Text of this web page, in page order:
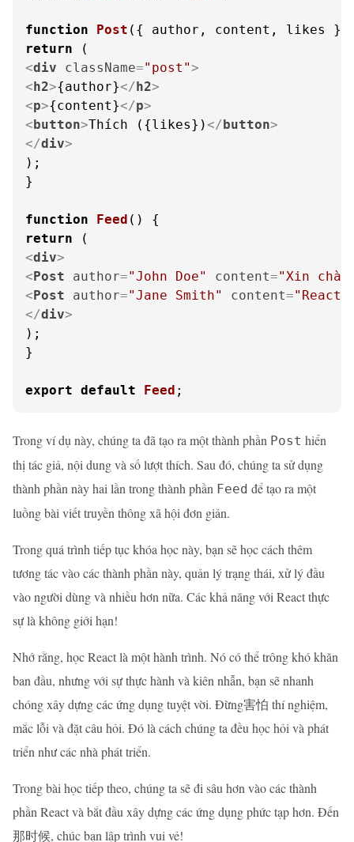
function Post ( { author, content, likes }
return
<div className="post">
<h2>{author}</h2>
<p>{content}</p>
<button>Thích ({likes})</button>
</div>
);
}
function Feed (
return
<div>
<Post author="John Doe" content="Xin
<Post author="Jane Smith" content=
</div>
);
}
export default Feed ;
Trong ví dụ này, chúng ta đã tạo ra một thành phần Post hiển
thị tác giả, nội dung và số lượt thích. Sau đó, chúng ta sử dụng
thành phần này hai lần trong thành phần Feed để tạo ra một
luồng bài viết truyền thông xã hội đơn giản.
Trong quá trình tiếp tục khóa học này, bạn sẽ học cách thêm
tương tác vào các thành phần này, quản lý trạng thái, xử lý đầu
vào người dùng và nhiều hơn nữa. Các khả năng với React thực
sự là không giới hạn!
Nhớ rằng, học React là một hành trình. Nó có thể trông khó khăn
ban đầu, nhưng với sự thực hành và kiên nhẫn, bạn sẽ nhanh
chóng xây dựng các ứng dụng tuyệt vời. Đừng害怕 thí nghiệm,
mắc lỗi và đặt câu hỏi. Đó là cách chúng ta đều học hỏi và phát
triển như các nhà phát triển.
Trong bài học tiếp theo, chúng ta sẽ đi sâu hơn vào các thành
phần React và bắt đầu xây dựng các ứng dụng phức tạp hơn. Đến
那时候, chúc bạn lập trình vui vẻ!